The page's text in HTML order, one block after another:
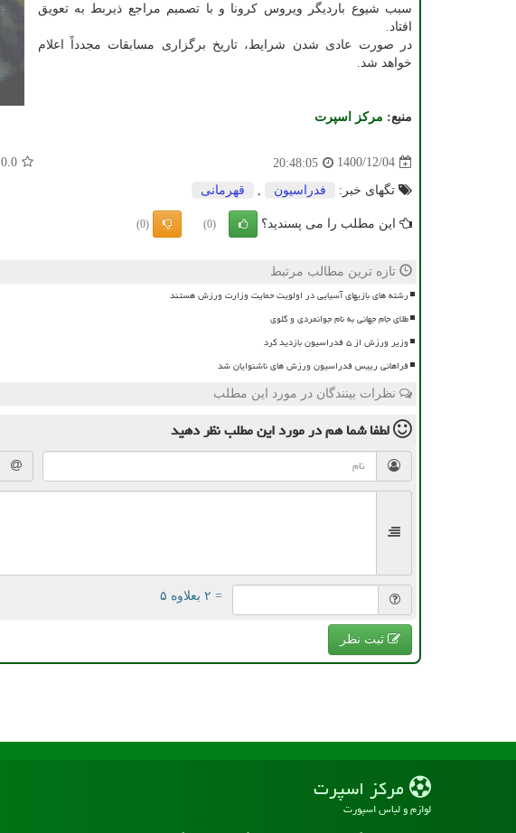
سبب شیوع باردیگر ویروس کرونا و با تصمیم مراجع ذیربط به تعویق
افتاد.
در صورت عادی شدن شرایط، تاریخ برگزاری مسابقات مجدداً اعلام
خواهد شد.
منبع: مركز اسپرت
1400/12/04
20:48:05
0.0
تگهای خبر: فدراسیون قهرمانی
این مطلب را می پسندید؟ (0)
(0)
تازه ترین مطالب مرتبط
رشته های بازیهای آسیایی در اولویت حمایت وزارت ورزش هستند
طلای جام جهانی به نام جوانمردی و گلوی
وزیر ورزش از ۵ فدراسیون بازدید کرد
فراهانی رییس فدراسیون ورزش های ناشنوایان شد
نظرات بینندگان در مورد این مطلب
لطفا شما همدر مورد این مطلبنظر دهید
= ۲ بعلاوه ۵
ثبت نظر
مركز اسپرت
لوازم و لباس اسپورت